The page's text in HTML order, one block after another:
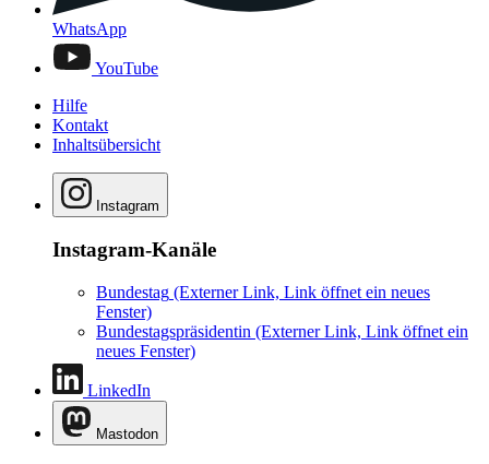
WhatsApp
YouTube
Hilfe
Kontakt
Inhaltsübersicht
Instagram
Instagram-Kanäle
Bundestag (Externer Link, Link öffnet ein neues
Fenster)
Bundestagspräsidentin (Externer Link, Link öffnet ein
neues Fenster)
LinkedIn
Mastodon